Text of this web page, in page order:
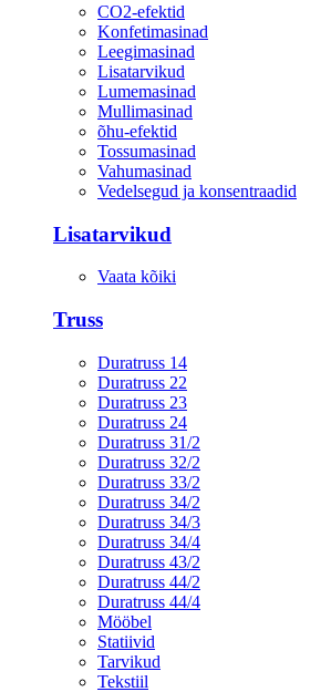
CO2-efektid
Konfetimasinad
Leegimasinad
Lisatarvikud
Lumemasinad
Mullimasinad
õhu-efektid
Tossumasinad
Vahumasinad
Vedelsegud ja konsentraadid
Lisatarvikud
Vaata kõiki
Truss
Duratruss 14
Duratruss 22
Duratruss 23
Duratruss 24
Duratruss 31/2
Duratruss 32/2
Duratruss 33/2
Duratruss 34/2
Duratruss 34/3
Duratruss 34/4
Duratruss 43/2
Duratruss 44/2
Duratruss 44/4
Mööbel
Statiivid
Tarvikud
Tekstiil